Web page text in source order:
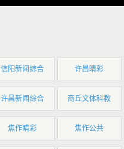
信阳新闻综合 许昌睛彩
许昌新闻综合 商丘文体科教
焦作睛彩 焦作公共